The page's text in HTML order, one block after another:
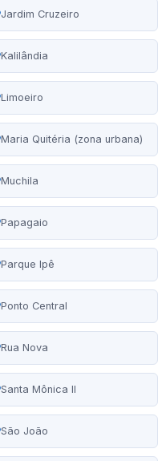
Jardim Cruzeiro
Kalilândia
Limoeiro
Maria Quitéria (zona urbana)
Muchila
Papagaio
Parque Ipê
Ponto Central
Rua Nova
Santa Mônica II
São João